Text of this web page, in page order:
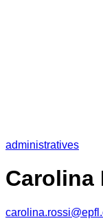
administratives
Carolina